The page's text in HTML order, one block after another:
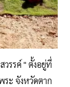
รรค์ " ตั้งอยู่ที่
ะ จังหวัดตาก